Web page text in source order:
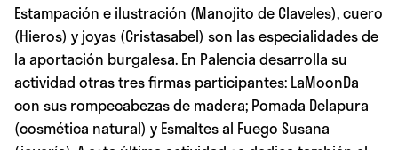
Estampación e ilustración (Manojito de Claveles), cuero
(Hieros) y joyas (Cristasabel) son las especialidades de
la aportación burgalesa. En Palencia desarrolla su
actividad otras tres firmas participantes: LaMoonDa
con sus rompecabezas de madera; Pomada Delapura
(cosmética natural) y Esmaltes al Fuego Susana